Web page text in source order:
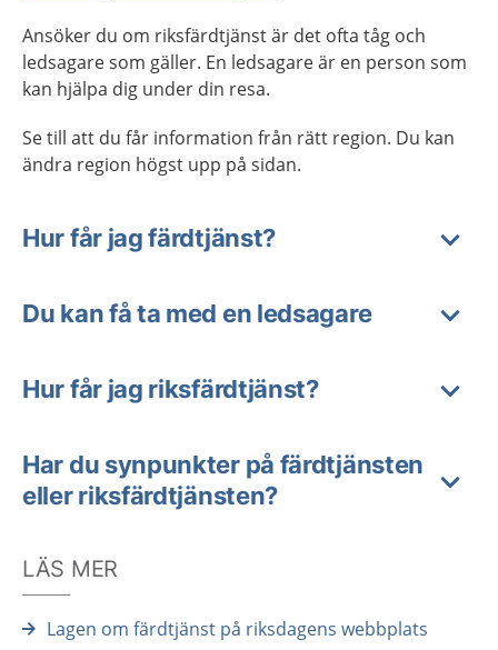
Ansöker du om riksfärdtjänst är det ofta tåg och
ledsagare som gäller. En ledsagare är en person som
kan hjälpa dig under din resa.
Se till att du får information från rätt region. Du kan
ändra region högst upp på sidan.
Hur får jag färdtjänst?
Du kan få ta med en ledsagare
Hur får jag riksfärdtjänst?
Har du synpunkter på färdtjänsten
eller riksfärdtjänsten?
LÄS MER
Lagen om färdtjänst på riksdagens webbplats